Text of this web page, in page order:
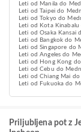
Leti od Manila do
Leti od Taipei do
Leti od Tokyo do
Leti od Kota
Leti od Osaka Kansai
Leti od Bangkok do
Leti od Singapore do
Leti od Angeles do
Leti od Hong Kong
Leti od Cebu do
Leti od Chiang Mai
Leti od Fukuoka do
Priljubljena pot z